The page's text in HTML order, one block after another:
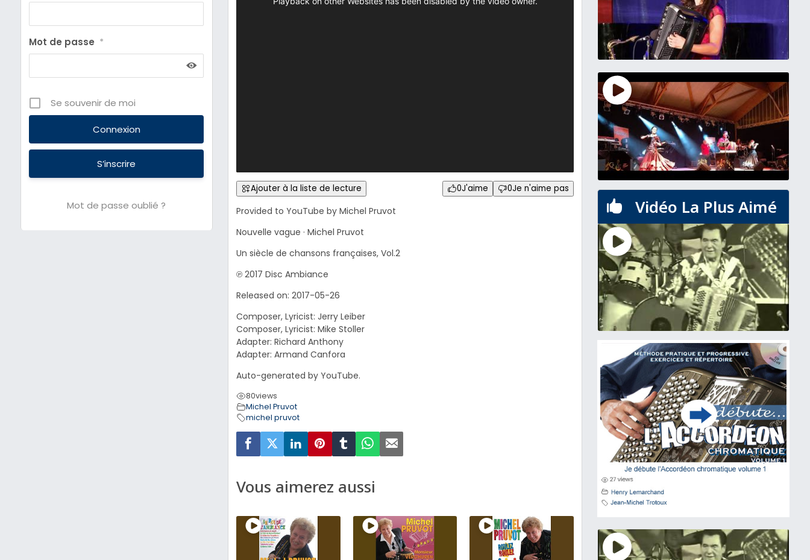
Mot de passe *
Se souvenir de moi
S’inscrire
Mot de passe oublié ?
Ajouter à la liste de lecture 0J'aime 0Je n'aime pas
Provided to YouTube by Michel Pruvot
Nouvelle vague · Michel Pruvot
Un siècle de chansons françaises, Vol.2
℗ 2017 Disc Ambiance
Released on: 2017-05-26
Composer, Lyricist: Jerry Leiber
Composer, Lyricist: Mike Stoller
Adapter: Richard Anthony
Adapter: Armand Canfora
Auto-generated by YouTube.
80views
Michel Pruvot
michel pruvot
Vous aimerez aussi
 Vidéo La Plus Aimé